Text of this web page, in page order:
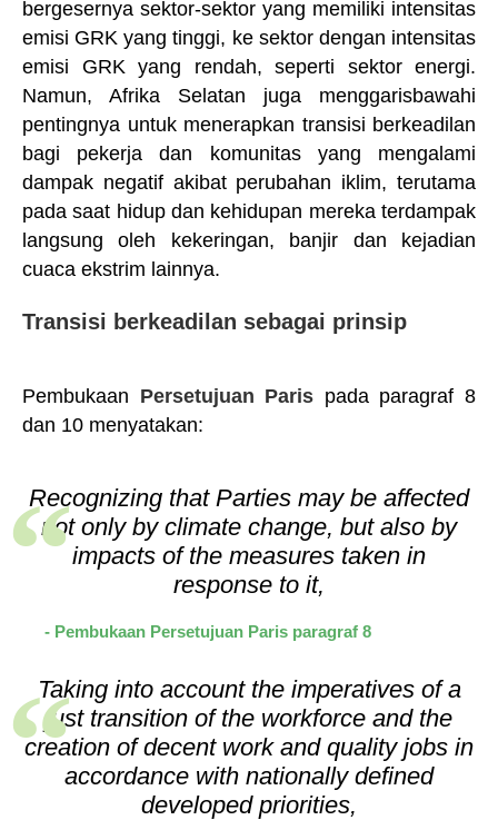
bergesernya sektor-sektor yang memiliki intensitas
emisi GRK yang tinggi, ke sektor dengan intensitas
emisi GRK yang rendah, seperti sektor energi.
Namun, Afrika Selatan juga menggarisbawahi
pentingnya untuk menerapkan transisi berkeadilan
bagi pekerja dan komunitas yang mengalami
dampak negatif akibat perubahan iklim, terutama
pada saat hidup dan kehidupan mereka terdampak
langsung oleh kekeringan, banjir dan kejadian
cuaca ekstrim lainnya.
Transisi berkeadilan sebagai prinsip
Pembukaan Persetujuan Paris pada paragraf 8
dan 10 menyatakan:
Recognizing that Parties may be affected
not only by climate change, but also by
impacts of the measures taken in
response to it,
- Pembukaan Persetujuan Paris paragraf 8
Taking into account the imperatives of a
just transition of the workforce and the
creation of decent work and quality jobs in
accordance with nationally defined
developed priorities,